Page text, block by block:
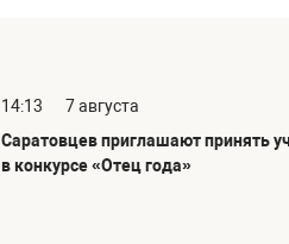
14:13
7 августа
Саратовцев приглашают принять
в конкурсе «Отец года»